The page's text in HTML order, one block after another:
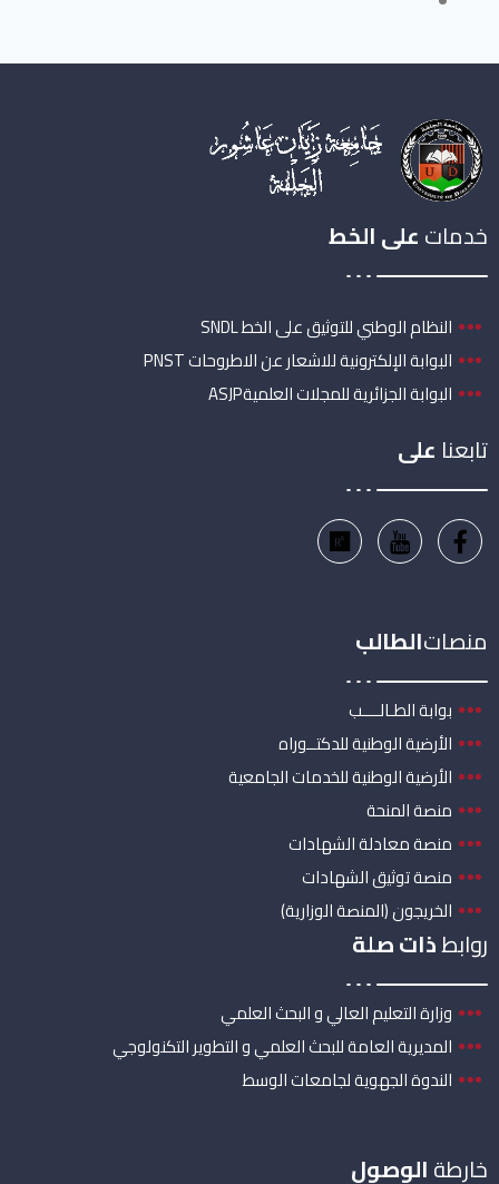
خدماتعلى الخط
النظام الوطني للتوثيق على الخط SNDL
البوابة الإلكترونية للاشعار عن الاطروحات PNST
البوابة الجزائرية للمجلات العلميةASJP
تابعنا على
منصاتالطالب
بوابة الطـالــــب
الأرضية الوطنية للدكتــوراه
الأرضية الوطنية للخدمات الجامعية
منصة المنحة
منصة معادلة الشهادات
منصة توثيق الشهادات
الخريجون (المنصة الوزارية)
روابطذات صلة
وزارة التعليم العالي و البحث العلمي
المديرية العامة للبحث العلمي و التطوير التكنولوجي
الندوة الجهوية لجامعات الوسط
خارطةالوصول